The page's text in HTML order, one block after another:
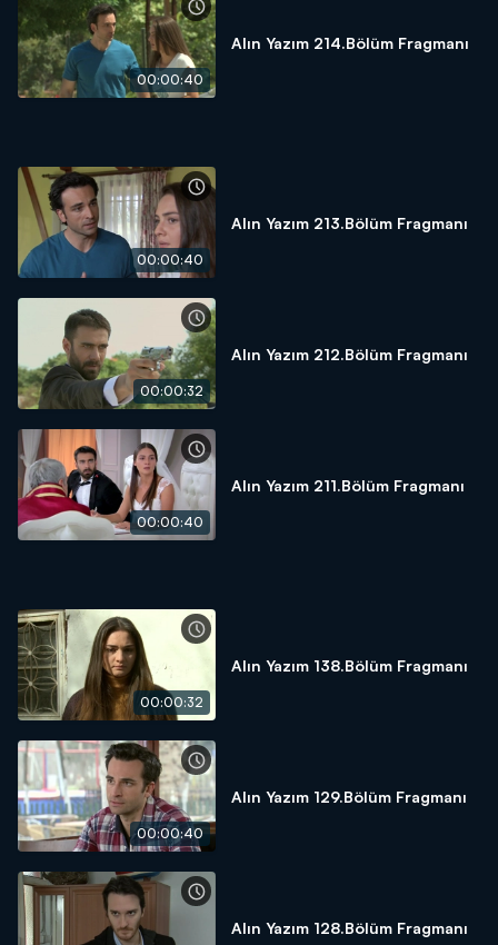
00:00:40
Alın Yazım 214.Bölüm Fragmanı
00:00:40
Alın Yazım 213.Bölüm Fragmanı
00:00:32
Alın Yazım 212.Bölüm Fragmanı
00:00:40
Alın Yazım 211.Bölüm Fragmanı
00:00:32
Alın Yazım 138.Bölüm Fragmanı
00:00:40
Alın Yazım 129.Bölüm Fragmanı
Alın Yazım 128.Bölüm Fragmanı